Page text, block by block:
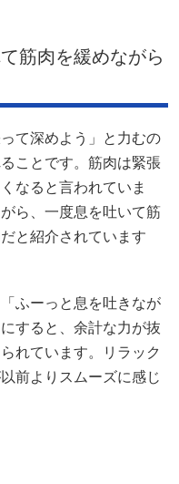
筋肉を緩めながら
て深めよう」と力むの
ことです。筋肉は緊張
なると言われていま
ら、一度息を吐いて筋
と紹介されています
ふーっと息を吐きなが
すると、余計な力が抜
れています。リラック
前よりスムーズに感じ